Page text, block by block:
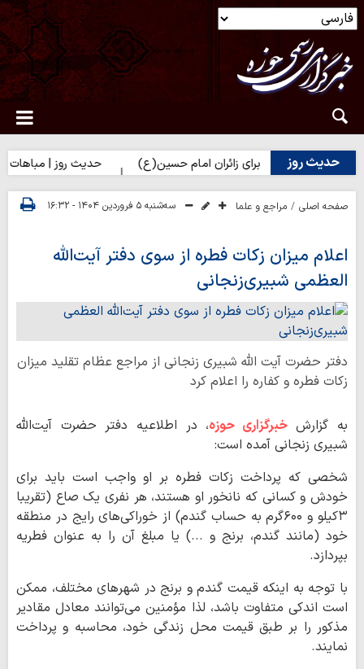
حدیث روز
زهرا(س) برای زائران امام حسین(ع) حدیث روز | مباهات
صفحه اصلی مراجع و علما سه‌شنبه ۵ فروردین ۱۴۰۴ - ۱۶:۳۲
اعلام میزان زکات فطره از سوی دفتر آیت‌الله
العظمی شبیری‌زنجانی
دفتر حضرت آیت الله شبیری زنجانی از مراجع عظام تقلید میزان
زکات فطره و کفاره را اعلام کرد
به گزارشخبرگزاری حوزه، در اطلاعیه دفتر حضرت آیت‌الله‌
شبیری زنجانی آمده است:
شخصی که پرداخت زکات فطره بر او واجب است باید برای
خودش و کسانی که نانخور او هستند، هر نفری یک صاع (تقریبا
۳کیلو و ۶۰۰گرم به حساب گندم) از خوراکی‌های رایج در منطقه
خود (مانند گندم، برنج و ...) یا مبلغ آن را به عنوان فطریه
بپردازد.
با توجه به اینکه قیمت گندم و برنج در شهرهای مختلف، ممکن
است اندکی متفاوت باشد، لذا مؤمنین می‌توانند معادل مقادیر
مذکور را بر طبق قیمت محل زندگی خود، محاسبه و پرداخت
نمایند.